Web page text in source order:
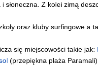
Z kolei zimą
oraz kluby surfingowe a
się miejscowości takie jak:
(przepiękna plaża